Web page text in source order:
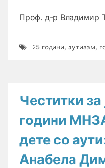
Проф. д-р Владимир
25 години, аутизам,
Честитки за
години
дете со
Анабела